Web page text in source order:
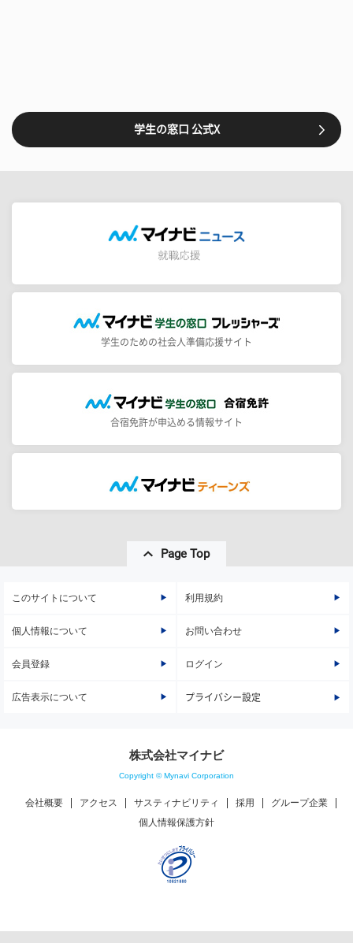
学生の窓口 公式X
学生のための社会人準備応援サイト
合宿免許が申込める情報サイト
Page Top
このサイトについて 利用規約
個人情報について お問い合わせ
会員登録 ログイン
広告表示について プライバシー設定
株式会社マイナビ
Copyright © Mynavi Corporation
会社概要 アクセス サスティナビリティ 採用
グループ企業
個人情報保護方針